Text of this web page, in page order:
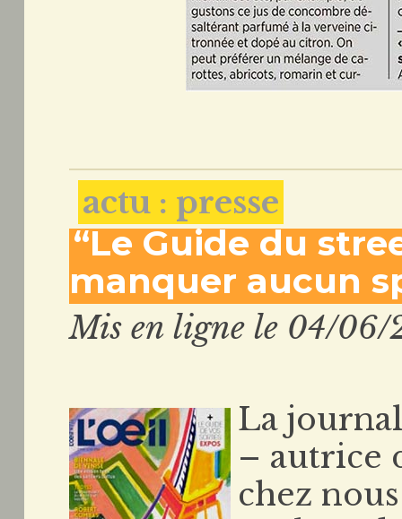
actu : presse
“Le Guide du
manquer aucun
Mis en ligne le 04/06/
La
– autrice
chez